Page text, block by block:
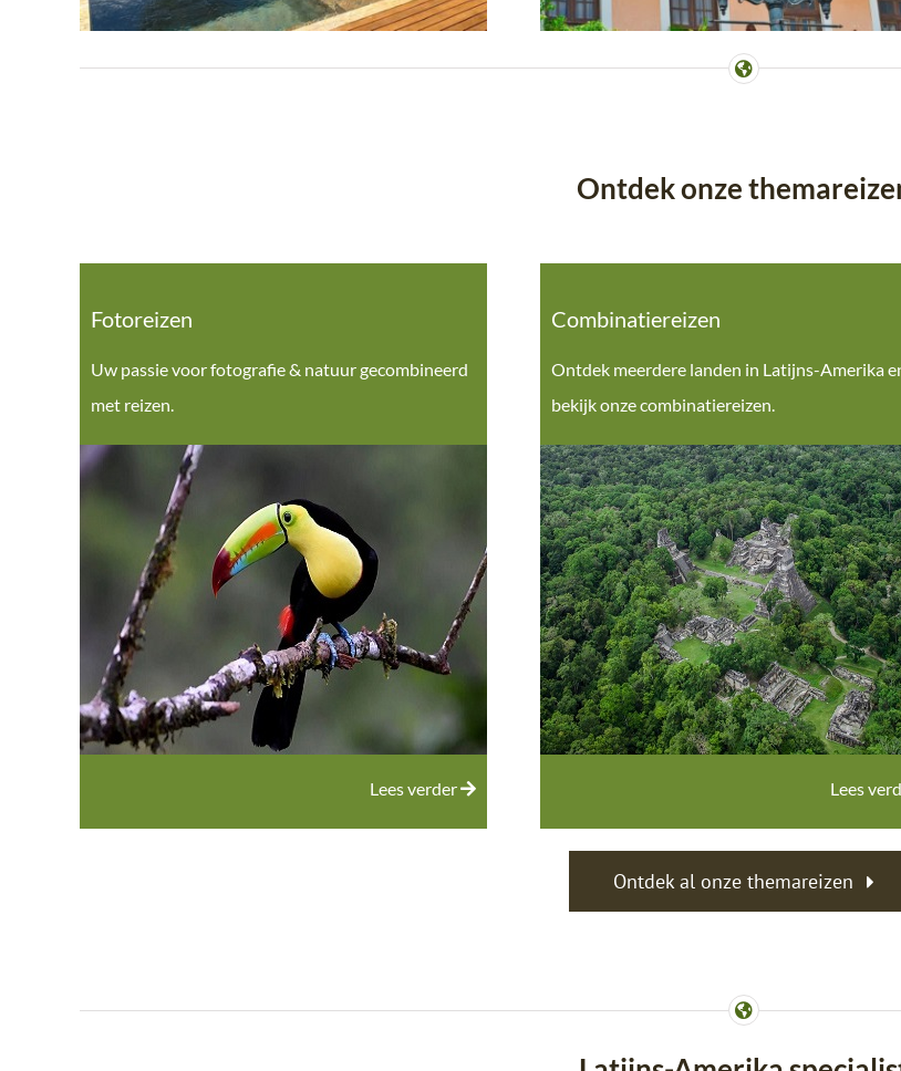
Ontdek onze
Fotoreizen
Uw passie voor fotografie & natuur gecombineerd
met reizen.
Lees verder
Combinatiereizen
Ontdek meerdere landen in Latijns-Amerika
bekijk onze combinatiereizen.
Lees
Ontdek al onze themareizen